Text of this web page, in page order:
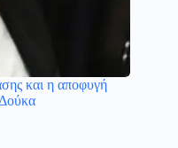
και η αποφυγή